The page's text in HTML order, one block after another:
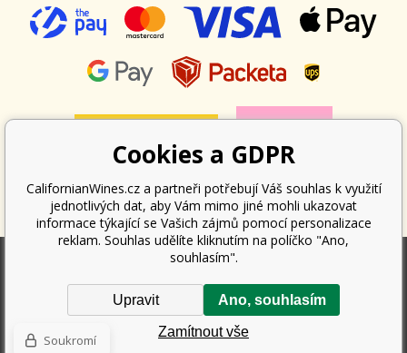
Podle zákona o evidenci tržeb je prodávající povinen vystavit kupujícímu
účtenku. Zároveň je povinen zaevidovat přijatou tržbu u správce daně
online; v případě technického výpadku pak nejpozději do 48 hodin.
Copyright ©
Californian Wines Export s.r.o.
vyhrazena.
Cookies a GDPR
CalifornianWines.cz a partneři potřebují Váš souhlas k využití
jednotlivých dat, aby Vám mimo jiné mohli ukazovat
informace týkající se Vašich zájmů pomocí personalizace
reklam. Souhlas udělíte kliknutím na políčko "Ano,
souhlasím".
Zamítnout vše
Ano, souhlasím
Upravit
Soukromí